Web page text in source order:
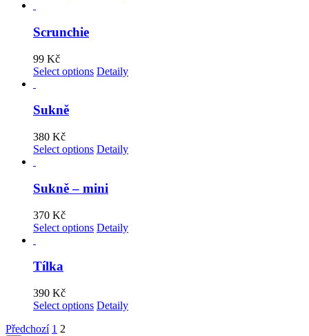
Scrunchie
99 Kč
Select options Detaily
Sukně
380 Kč
Select options Detaily
Sukně – mini
370 Kč
Select options Detaily
Tílka
390 Kč
Select options Detaily
Předchozí 1 2